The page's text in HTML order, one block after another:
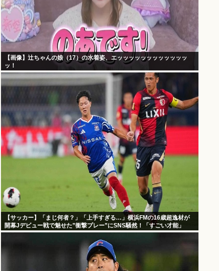
【画像】辻ちゃんの娘（17）の水着姿、エッッッッッッッッッッッッ
ッ！
【サッカー】「まじ何者？」「上手すぎる…」横浜FMの16歳超逸材が
開幕Jデビュー戦で魅せた”衝撃プレー”にSNS騒然！「すごい才能」